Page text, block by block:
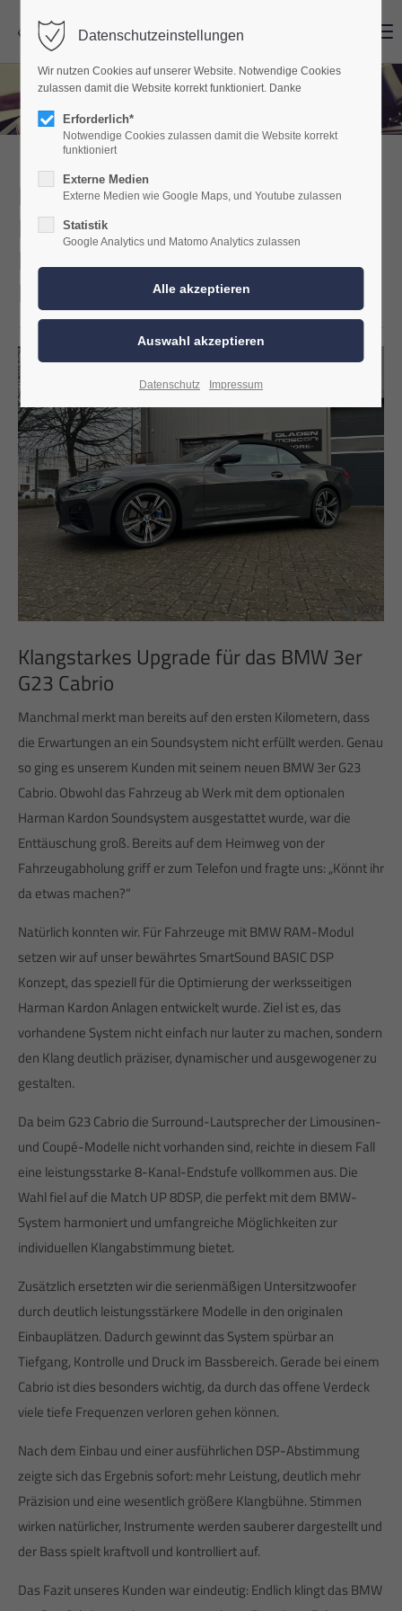
BMW 3er G23 Cabrio mit
Harman Kardon –
Klangupgrade für maximalen
Fahrspaß
Klangstarkes Upgrade für das BMW 3er
G23 Cabrio
Manchmal merkt man bereits auf den ersten Kilometern, dass
die Erwartungen an ein Soundsystem nicht erfüllt werden. Genau
so ging es unserem Kunden mit seinem neuen BMW 3er G23
Cabrio. Obwohl das Fahrzeug ab Werk mit dem optionalen
Harman Kardon Soundsystem ausgestattet wurde, war die
Enttäuschung groß. Bereits auf dem Heimweg von der
Fahrzeugabholung griff er zum Telefon und fragte uns: „Könnt ihr
da etwas machen?“
Natürlich konnten wir. Für Fahrzeuge mit BMW RAM-Modul
setzen wir auf unser bewährtes SmartSound BASIC DSP
Konzept, das speziell für die Optimierung der werksseitigen
Harman Kardon Anlagen entwickelt wurde. Ziel ist es, das
vorhandene System nicht einfach nur lauter zu machen, sondern
den Klang deutlich präziser, dynamischer und ausgewogener zu
gestalten.
Da beim G23 Cabrio die Surround-Lautsprecher der Limousinen-
und Coupé-Modelle nicht vorhanden sind, reichte in diesem Fall
eine leistungsstarke 8-Kanal-Endstufe vollkommen aus. Die
Wahl fiel auf die Match UP 8DSP, die perfekt mit dem BMW-
System harmoniert und umfangreiche Möglichkeiten zur
individuellen Klangabstimmung bietet.
Zusätzlich ersetzten wir die serienmäßigen Untersitzwoofer
durch deutlich leistungsstärkere Modelle in den originalen
Einbauplätzen. Dadurch gewinnt das System spürbar an
Tiefgang, Kontrolle und Druck im Bassbereich. Gerade bei einem
Cabrio ist dies besonders wichtig, da durch das offene Verdeck
viele tiefe Frequenzen verloren gehen können.
Nach dem Einbau und einer ausführlichen DSP-Abstimmung
zeigte sich das Ergebnis sofort: mehr Leistung, deutlich mehr
Präzision und eine wesentlich größere Klangbühne. Stimmen
wirken natürlicher, Instrumente werden sauberer dargestellt und
der Bass spielt kraftvoll und kontrolliert auf.
Das Fazit unseres Kunden war eindeutig: Endlich klingt das BMW
Datenschutzeinstellungen
Wir nutzen Cookies auf unserer Website. Notwendige Cookies
zulassen damit die Website korrekt funktioniert. Danke
Erforderlich*
Notwendige Cookies zulassen damit die Website korrekt
funktioniert
Externe Medien
Externe Medien wie Google Maps, und Youtube zulassen
Statistik
Google Analytics und Matomo Analytics zulassen
Datenschutz Impressum